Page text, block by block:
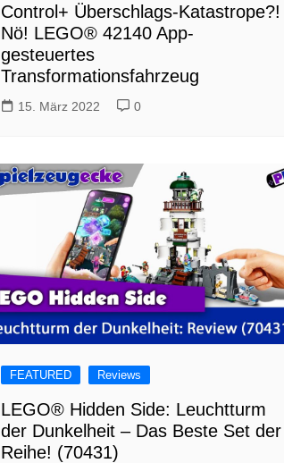
Control+ Überschlags-Katastrope?!
Nö! LEGO® 42140 App-
gesteuertes
Transformationsfahrzeug
15. März 2022 0
FEATURED Reviews
LEGO® Hidden Side: Leuchtturm
der Dunkelheit – Das Beste Set der
Reihe! (70431)